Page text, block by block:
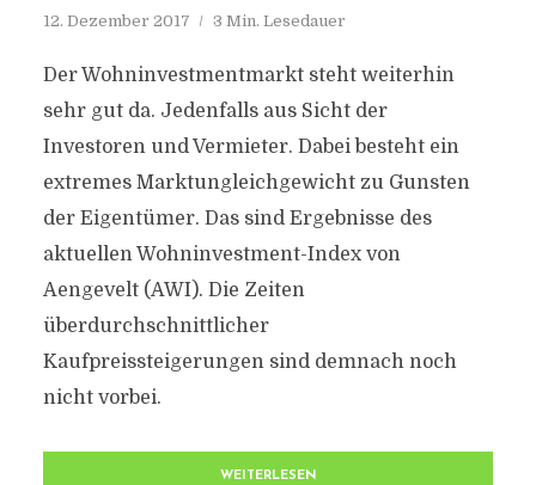
12. Dezember 2017 3 Min. Lesedauer
Der Wohninvestmentmarkt steht weiterhin
sehr gut da. Jedenfalls aus Sicht der
Investoren und Vermieter. Dabei besteht ein
extremes Marktungleich­gewicht zu Gunsten
der Eigentümer. Das sind Ergebnisse des
aktuellen Wohninvestment-Index von
Aengevelt (AWI). Die Zeiten
überdurchschnittlicher
Kaufpreissteigerungen sind demnach noch
nicht vorbei.
WEITERLESEN